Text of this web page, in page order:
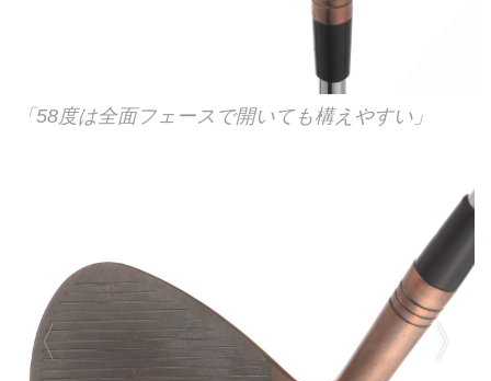
「58度は全面フェースで開いても構えやすい」